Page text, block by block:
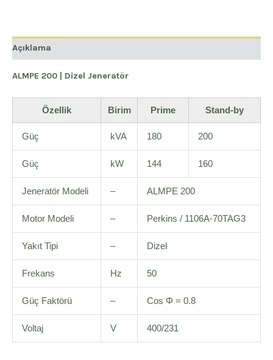
Açıklama
ALMPE 200 | Dizel Jeneratör
Özellik Birim Prime Stand-by
Güç kVA 180 200
Güç kW 144 160
Jeneratör Modeli – ALMPE 200
Motor Modeli – Perkins / 1106A-70TAG3
Yakıt Tipi – Dizel
Frekans Hz 50
Güç Faktörü – Cos Φ = 0.8
Voltaj V 400/231